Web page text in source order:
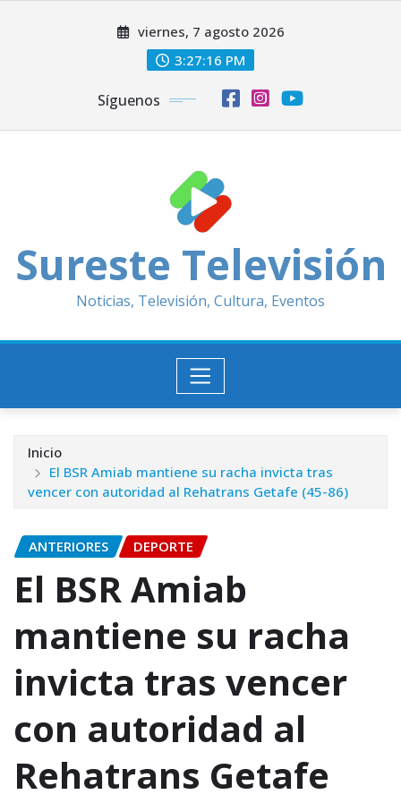
viernes, 7 agosto 2026
3:27:18 PM
Síguenos
Sureste Televisión
Noticias, Televisión, Cultura, Eventos
Inicio
El BSR Amiab mantiene su racha invicta tras
vencer con autoridad al Rehatrans Getafe (45-86)
ANTERIORES DEPORTE
El BSR Amiab
mantiene su racha
invicta tras vencer
con autoridad al
Rehatrans Getafe